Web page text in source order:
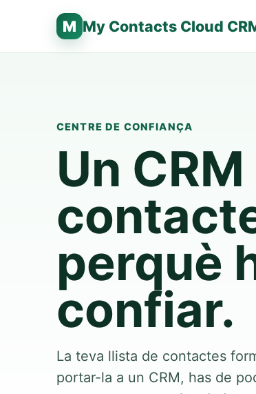
M My Contacts Cloud
CENTRE DE CONFIANÇA
Un
perquè
confiar.
La teva llista de contactes
portar-la a un CRM, has de